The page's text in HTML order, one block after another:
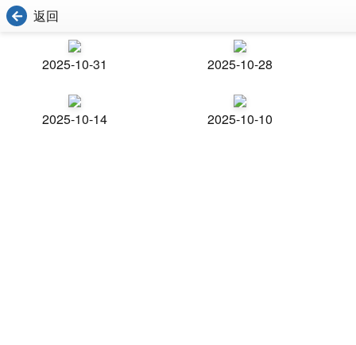
返回
2025-10-31 2025-10-28
2025-10-14 2025-10-10